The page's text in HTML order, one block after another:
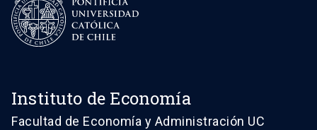
Instituto de Economía
Facultad de Economía y Administración UC